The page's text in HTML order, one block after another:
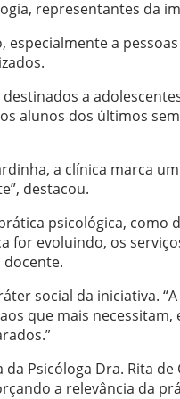
representantes da
a
a
alunos dos últimos
a clínica marca
destacou.
psicológica, como
for evoluindo, os
social da iniciativa.
que mais
Psicóloga Dra. Rita
a relevância da